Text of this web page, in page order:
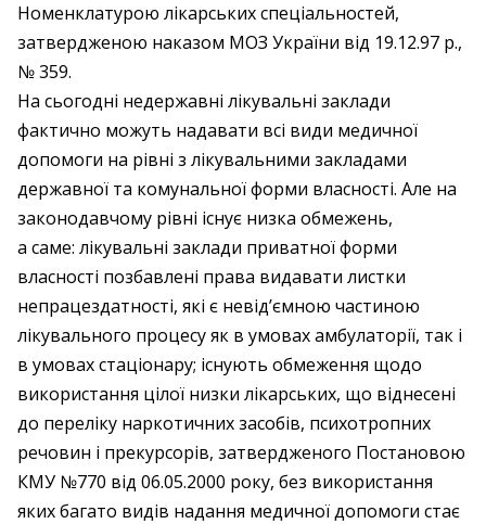
Номенклатурою лікарських спеціальностей,
затвердженою наказом МОЗ України від 19.12.97 р.,
№ 359.
На сьогодні недержавні лікувальні заклади
фактично можуть надавати всі види медичної
допомоги на рівні з лікувальними закладами
державної та комунальної форми власності. Але на
законодавчому рівні існує низка обмежень,
а саме: лікувальні заклади приватної форми
власності позбавлені права видавати листки
непрацездатності, які є невід’ємною частиною
лікувального процесу як в умовах амбулаторії, так і
в умовах стаціонару; існують обмеження щодо
використання цілої низки лікарських, що віднесені
до переліку наркотичних засобів, психотропних
речовин і прекурсорів, затвердженого Постановою
КМУ №770 від 06.05.2000 року, без використання
яких багато видів надання медичної допомоги стає